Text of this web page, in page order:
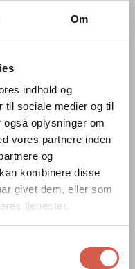
Om
indhold og
til sociale medier og til
oplysninger om
vores partnere inden
og
kombinere disse
givet dem, eller som
tjenester.
Vælg muligheder
CARMAKOMA
- Hoodie
kr